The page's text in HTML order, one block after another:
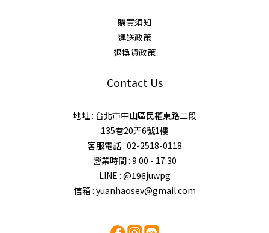
購買須知
運送政策
退換貨政策
Contact Us
地址 : 台北市中山區民權東路二段
135巷20弄6號1樓
客服電話 : 02-2518-0118
營業時間 : 9:00 - 17:30
LINE : @196juwpg
信箱 : yuanhaosev@gmail.com